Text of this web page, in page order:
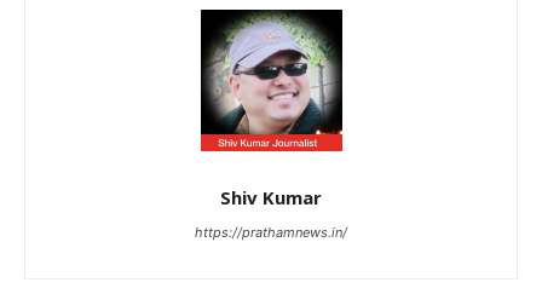
Shiv Kumar
https://prathamnews.in/